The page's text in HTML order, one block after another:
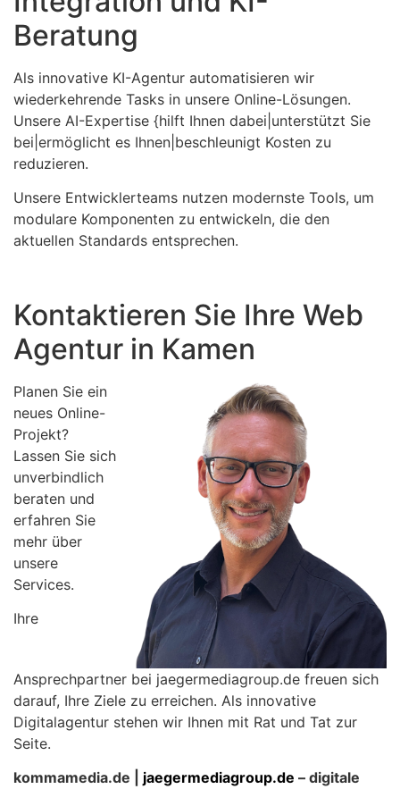
Beratung
Als innovative KI-Agentur automatisieren wir
wiederkehrende Tasks in unsere Online-Lösungen.
Unsere AI-Expertise {hilft Ihnen dabei|unterstützt Sie
bei|ermöglicht es Ihnen|beschleunigt Kosten zu
reduzieren.
Unsere Entwicklerteams nutzen modernste Tools, um
modulare Komponenten zu entwickeln, die den
aktuellen Standards entsprechen.
Kontaktieren Sie Ihre Web
Agentur in Kamen
Planen Sie ein
neues Online-
Projekt?
Lassen Sie sich
unverbindlich
beraten und
erfahren Sie
mehr über
unsere
Services.
Ihre
Ansprechpartner bei jaegermediagroup.de freuen sich
darauf, Ihre Ziele zu erreichen. Als innovative
Digitalagentur stehen wir Ihnen mit Rat und Tat zur
Seite.
kommamedia.de | jaegermediagroup.de – digitale